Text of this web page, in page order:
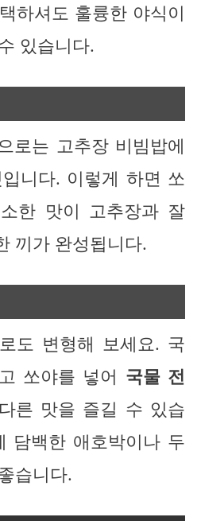
하셔도 훌륭한 야식이
있습니다.
로는 고추장 비빔밥에
니다. 이렇게 하면 쏘
한 맛이 고추장과 잘
끼가 완성됩니다.
도 변형해 보세요. 국
쏘야를 넣어 국물 전
른 맛을 즐길 수 있습
담백한 애호박이나 두
습니다.